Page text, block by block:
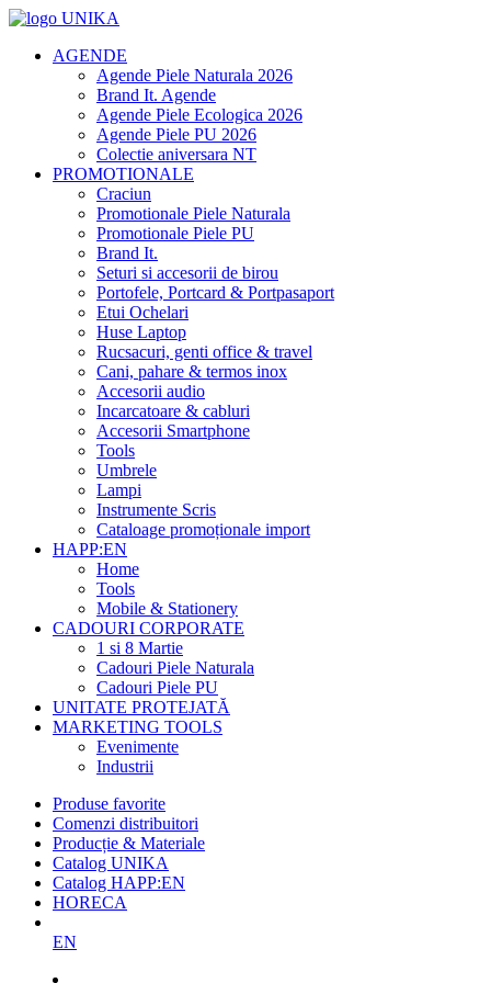
AGENDE
Agende Piele Naturala 2026
Brand It. Agende
Agende Piele Ecologica 2026
Agende Piele PU 2026
Colectie aniversara NT
PROMOTIONALE
Craciun
Promotionale Piele Naturala
Promotionale Piele PU
Brand It.
Seturi si accesorii de birou
Portofele, Portcard & Portpasaport
Etui Ochelari
Huse Laptop
Rucsacuri, genti office & travel
Cani, pahare & termos inox
Accesorii audio
Incarcatoare & cabluri
Accesorii Smartphone
Tools
Umbrele
Lampi
Instrumente Scris
Cataloage promoționale import
HAPP:EN
Home
Tools
Mobile & Stationery
CADOURI CORPORATE
1 si 8 Martie
Cadouri Piele Naturala
Cadouri Piele PU
UNITATE PROTEJATĂ
MARKETING TOOLS
Evenimente
Industrii
Produse favorite
Comenzi distribuitori
Producție & Materiale
Catalog UNIKA
Catalog HAPP:EN
HORECA
EN